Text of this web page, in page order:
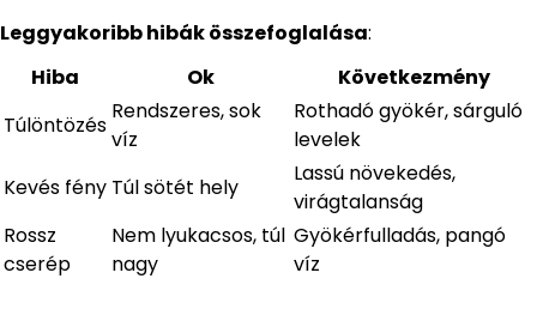
Leggyakoribb hibák összefoglalása:
Hiba
Ok
Következmény
Túlöntözés
Rendszeres, sok
víz
Rothadó gyökér, sárguló
levelek
Kevés fény Túl sötét hely
Lassú növekedés,
virágtalanság
Rossz
cserép
Nem lyukacsos, túl
nagy
Gyökérfulladás, pangó
víz